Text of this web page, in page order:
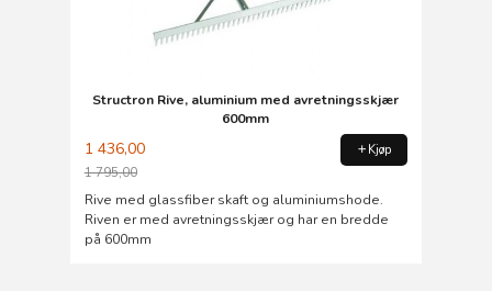
Structron Rive, aluminium med avretningsskjær
600mm
1 436,00
1 795,00
Rabatt
Kjøp
Rive med glassfiber skaft og aluminiumshode.
Riven er med avretningsskjær og har en bredde
på 600mm